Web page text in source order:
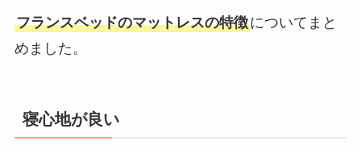
フランスベッドのマットレスの特徴についてまと
めました。
寝心地が良い